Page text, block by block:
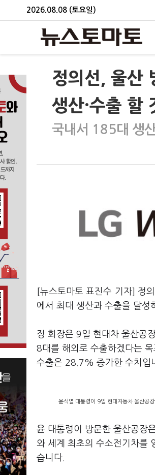
2026.08.08 (토요일)
정의선, 울산
생산·수출 할
국내서 185대 생
[뉴스토마토 표진수 기자] 정
에서 최대 생산과 수출을 달성
정 회장은 9일 현대차 울산공
8대를 해외로 수출하겠다는
수출은 28.7% 증가한 수치입
윤석열 대통령이 9일 현대자동차 울산공
윤 대통령이 방문한 울산공장
와 세계 최초의 수소전기차를
습니다.